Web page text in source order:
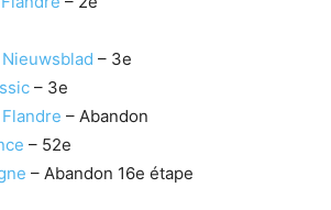
– 3e
– 3e
– Abandon
– 52e
– Abandon 16e étape